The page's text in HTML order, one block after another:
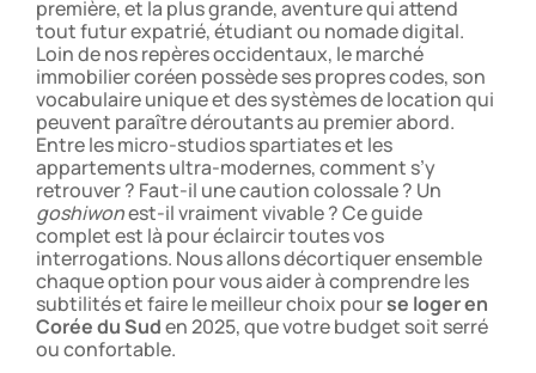
première, et la plus grande, aventure qui attend
tout futur expatrié, étudiant ou nomade digital.
Loin de nos repères occidentaux, le marché
immobilier coréen possède ses propres codes, son
vocabulaire unique et des systèmes de location qui
peuvent paraître déroutants au premier abord.
Entre les micro-studios spartiates et les
appartements ultra-modernes, comment s’y
retrouver ? Faut-il une caution colossale ? Un
goshiwonest-il vraiment vivable ? Ce guide
complet est là pour éclaircir toutes vos
interrogations. Nous allons décortiquer ensemble
chaque option pour vous aider à comprendre les
subtilités et faire le meilleur choix pourse loger en
Corée du Suden 2025, que votre budget soit serré
ou confortable.